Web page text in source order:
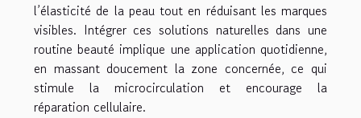
l’élasticité de la peau tout en réduisant les marques
visibles. Intégrer ces solutions naturelles dans une
routine beauté implique une application quotidienne,
en massant doucement la zone concernée, ce qui
stimule la microcirculation et encourage la
réparation cellulaire.